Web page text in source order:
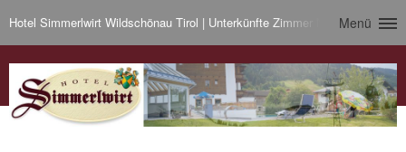
Hotel Simmerlwirt Wildschönau Tirol | Unterkünfte Zimmer Niederau Bezirk
Menü